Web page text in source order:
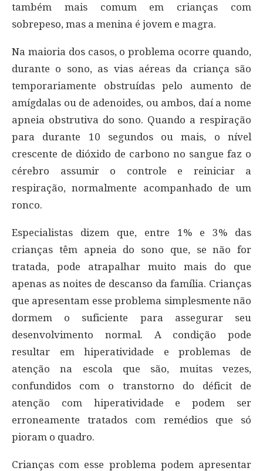
também mais comum em crianças com
sobrepeso, mas a menina é jovem e magra.
Na maioria dos casos, o problema ocorre quando,
durante o sono, as vias aéreas da criança são
temporariamente obstruídas pelo aumento de
amígdalas ou de adenoides, ou ambos, daí a nome
apneia obstrutiva do sono. Quando a respiração
para durante 10 segundos ou mais, o nível
crescente de dióxido de carbono no sangue faz o
cérebro assumir o controle e reiniciar a
respiração, normalmente acompanhado de um
ronco.
Especialistas dizem que, entre 1% e 3% das
crianças têm apneia do sono que, se não for
tratada, pode atrapalhar muito mais do que
apenas as noites de descanso da família. Crianças
que apresentam esse problema simplesmente não
dormem o suficiente para assegurar seu
desenvolvimento normal. A condição pode
resultar em hiperatividade e problemas de
atenção na escola que são, muitas vezes,
confundidos com o transtorno do déficit de
atenção com hiperatividade e podem ser
erroneamente tratados com remédios que só
pioram o quadro.
Crianças com esse problema podem apresentar